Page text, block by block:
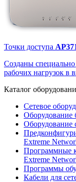
Точки доступа
Созданы
рабочих нагрузок в
Каталог
Сетевое
Оборудование
Оборудование
Extreme
Программные
Extreme
Программы
Кабели для